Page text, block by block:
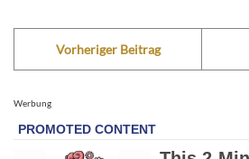
Vorheriger Beitrag
Werbung